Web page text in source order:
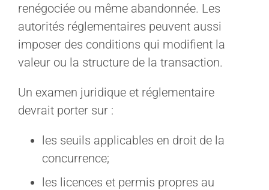
renégociée ou même abandonnée. Les
autorités réglementaires peuvent aussi
imposer des conditions qui modifient la
valeur ou la structure de la transaction.
Un examen juridique et réglementaire
devrait porter sur :
les seuils applicables en droit de la
concurrence;
les licences et permis propres au